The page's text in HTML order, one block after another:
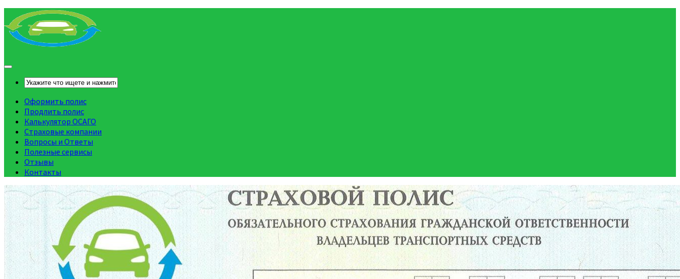
Оформить полис
Продлить полис
Калькулятор ОСАГО
Страховые компании
Вопросы и Ответы
Полезные сервисы
Отзывы
Контакты